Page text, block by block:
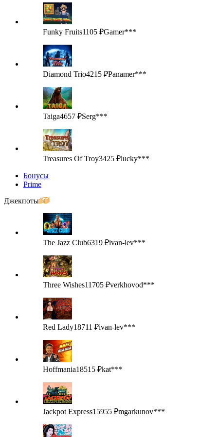
Funky Fruits1105 ₽Gamer***
Diamond Trio4215 ₽Panamer***
Taiga4657 ₽Serg***
Treasures Of Troy3425 ₽lucky***
Бонусы
Prime
Джекпоты
The Jazz Club6319 ₽ivan-lev***
Three Wishes11705 ₽verkhovod***
Red Lady18711 ₽ivan-lev***
Hoffmania18515 ₽kat***
Jackpot Express15955 ₽mgarkunov***